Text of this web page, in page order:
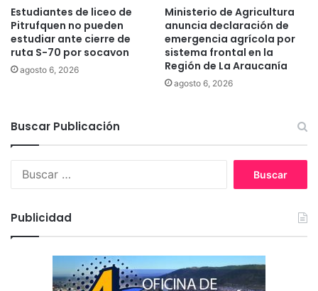
r
r
o
s
p
c
Estudiantes de liceo de
Pitrufquen no pueden
estudiar ante cierre de
ruta S-70 por socavon
agosto 6, 2026
Ministerio de Agricultura
anuncia declaración de
emergencia agrícola por
sistema frontal en la
Región de La Araucanía
agosto 6, 2026
Buscar Publicación
:
Publicidad